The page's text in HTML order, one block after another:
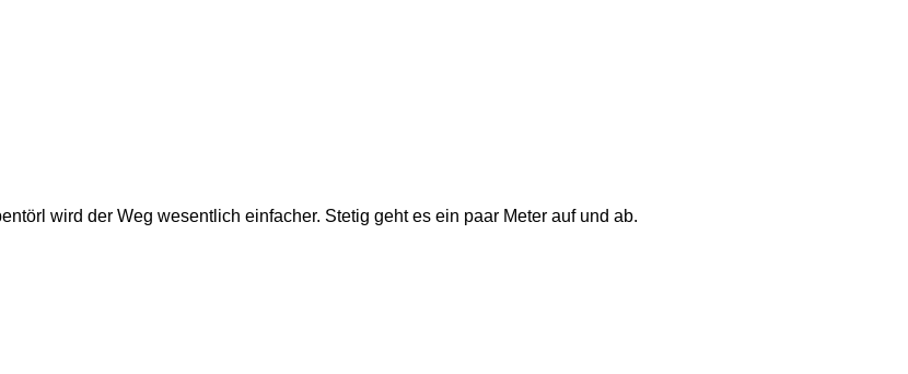
wird der Weg wesentlich einfacher. Stetig geht es ein paar Meter auf und ab.